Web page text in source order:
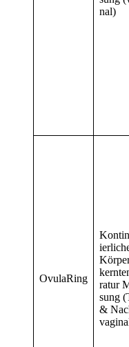
nal)
Ovu­la­Ring
ra­tur
sung
&